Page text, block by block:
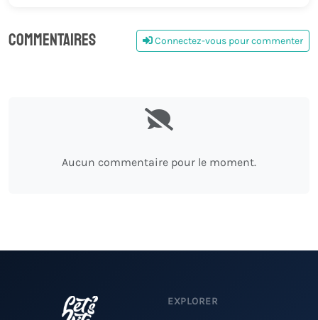
Commentaires Connectez-vous pour commenter
Aucun commentaire pour le moment.
EXPLORER